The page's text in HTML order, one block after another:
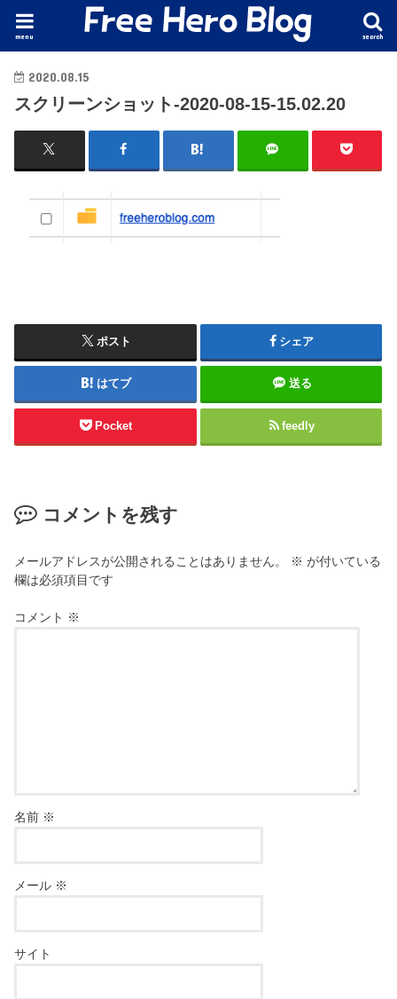
search
menu
2020.08.15
スクリーンショット-2020-08-15-15.02.20
ポスト シェア
はてブ 送る
Pocket feedly
コメントを残す
メールアドレスが公開されることはありません。 ※ が付いている
欄は必須項目です
コメント ※
名前 ※
メール ※
サイト